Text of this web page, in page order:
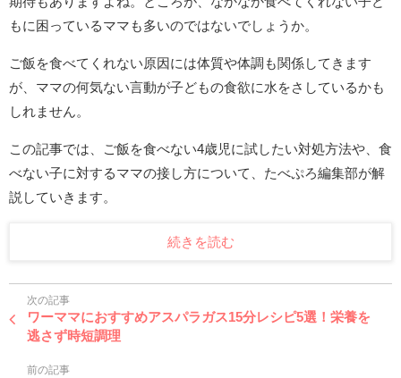
もに困っているママも多いのではないでしょうか。
ご飯を食べてくれない原因には体質や体調も関係してきます
が、ママの何気ない言動が子どもの食欲に水をさしているかも
しれません。
この記事では、ご飯を食べない4歳児に試したい対処方法や、食
べない子に対するママの接し方について、たべぷろ編集部が解
説していきます。
続きを読む
次の記事
ワーママにおすすめアスパラガス15分レシピ5選！栄養を
逃さず時短調理
前の記事